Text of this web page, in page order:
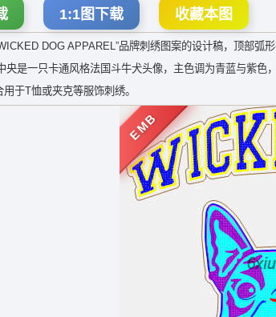
1:1图下载 收藏本图
DOG APPAREL”品牌刺绣图案的设计稿，顶部弧
央是一只卡通风格法国斗牛犬头像，主色调为青蓝与紫
于T恤或夹克等服饰刺绣。
EMB